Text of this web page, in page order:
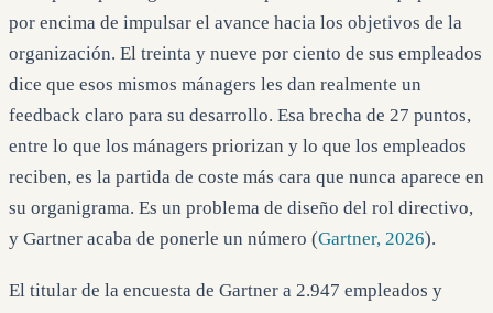
por encima de impulsar el avance hacia los objetivos de la
organización. El treinta y nueve por ciento de sus empleados
dice que esos mismos mánagers les dan realmente un
feedback claro para su desarrollo. Esa brecha de 27 puntos,
entre lo que los mánagers priorizan y lo que los empleados
reciben, es la partida de coste más cara que nunca aparece en
su organigrama. Es un problema de diseño del rol directivo,
y Gartner acaba de ponerle un número (Gartner, 2026).
El titular de la encuesta de Gartner a 2.947 empleados y